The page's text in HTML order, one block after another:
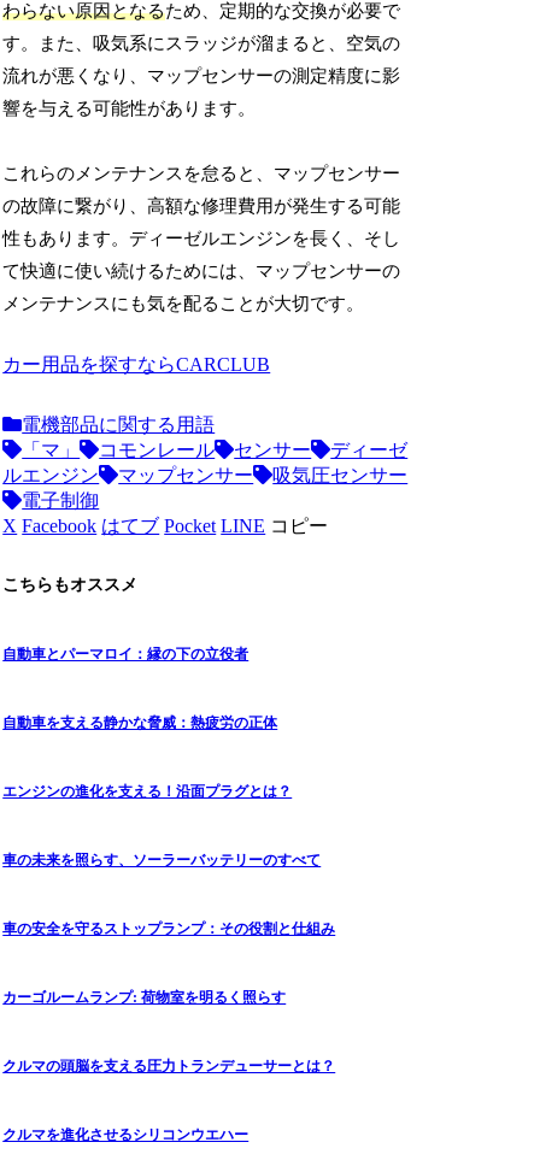
わらない原因となるため、定期的な交換が必要で
す。また、吸気系にスラッジが溜まると、空気の
流れが悪くなり、マップセンサーの測定精度に影
響を与える可能性があります。
これらのメンテナンスを怠ると、マップセンサー
の故障に繋がり、高額な修理費用が発生する可能
性もあります。ディーゼルエンジンを長く、そし
て快適に使い続けるためには、マップセンサーの
メンテナンスにも気を配ることが大切です。
カー用品を探すならCARCLUB
電機部品に関する用語
「マ」
コモンレール センサー
ディーゼ
ルエンジン
マップセンサー
吸気圧センサー
電子制御
X Facebook はてブ Pocket LINE コピー
こちらもオススメ
自動車とパーマロイ：縁の下の立役者
自動車を支える静かな脅威：熱疲労の正体
エンジンの進化を支える！沿面プラグとは？
車の未来を照らす、ソーラーバッテリーのすべて
車の安全を守るストップランプ：その役割と仕組み
カーゴルームランプ: 荷物室を明るく照らす
クルマの頭脳を支える圧力トランデューサーとは？
クルマを進化させるシリコンウエハー